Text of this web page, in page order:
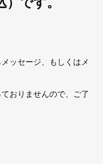
ッセージ、もしくはメ
おりませんので、ご了